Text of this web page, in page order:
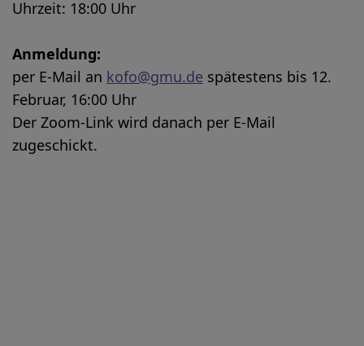
Uhrzeit: 18:00 Uhr
Anmeldung:
per E-Mail an kofo@gmu.de spätestens bis 12.
Februar, 16:00 Uhr
Der Zoom-Link wird danach per E-Mail
zugeschickt.